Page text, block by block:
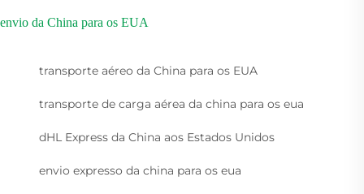
envio da China para os EUA
transporte aéreo da China para os EUA
transporte de carga aérea da china para os eua
dHL Express da China aos Estados Unidos
envio expresso da china para os eua